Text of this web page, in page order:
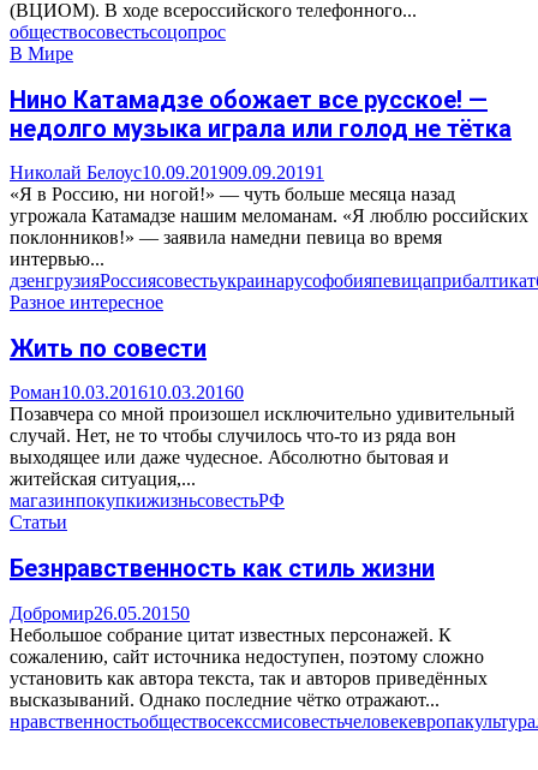
(ВЦИОМ). В ходе всероссийского телефонного...
обществосовестьсоцопрос
В Мире
Нино Катамадзе обожает все русское! —
недолго музыка играла или голод не тётка
Николай Белоус10.09.201909.09.20191
«Я в Россию, ни ногой!» — чуть больше месяца назад
угрожала Катамадзе нашим меломанам. «Я люблю российских
поклонников!» — заявила намедни певица во время
интервью...
дзенгрузияРоссиясовестьукраинарусофобияпевицаприбалтика
Разное интересное
Жить по совести
Роман10.03.201610.03.20160
Позавчера со мной произошел исключительно удивительный
случай. Нет, не то чтобы случилось что-то из ряда вон
выходящее или даже чудесное. Абсолютно бытовая и
житейская ситуация,...
магазинпокупкижизньсовестьРФ
Статьи
Безнравственность как стиль жизни
Добромир26.05.20150
Небольшое собрание цитат известных персонажей. К
сожалению, сайт источника недоступен, поэтому сложно
установить как автора текста, так и авторов приведённых
высказываний. Однако последние чётко отражают...
нравственностьобществосекссмисовестьчеловекевропакультура